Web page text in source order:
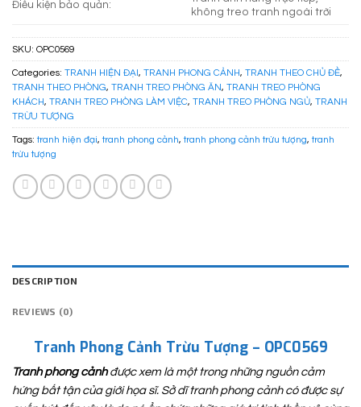
Điều kiện bảo quản:
không treo tranh ngoài trời
SKU: OPC0569
Categories: TRANH HIỆN ĐẠI, TRANH PHONG CẢNH, TRANH THEO CHỦ ĐỀ,
TRANH THEO PHÒNG, TRANH TREO PHÒNG ĂN, TRANH TREO PHÒNG
KHÁCH, TRANH TREO PHÒNG LÀM VIỆC, TRANH TREO PHÒNG NGỦ, TRANH
TRỪU TƯỢNG
Tags:tranh hiện đại,tranh phong cảnh,tranh phong cảnh trừu tượng,tranh
trừu tượng
DESCRIPTION
REVIEWS (0)
Tranh Phong Cảnh Trừu Tượng – OPC0569
Tranh phong cảnhđược xem là một trong những nguồn cảm
hứng bất tận của giới họa sĩ. Sở dĩ tranh phong cảnh có được sự